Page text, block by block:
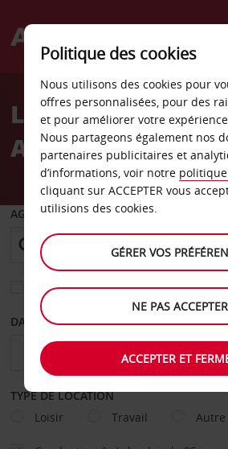
Welcome
AvisLocation de
Aéroport d’Ulsan
AGENCE DE DÉPART
Sélectionnez une autre agence de
DATE DE DÉPART DATE
TYPE DE LOCATION
Loisir
Travail Autre
Politique des cookies
Nous utilisons des cookies pour
offres personnalisées, pour des
et pour améliorer votre
Nous partageons également nos
partenaires publicitaires et
d’informations, voir notre
cliquant sur ACCEPTER vous
utilisions des cookies.
GÉRER VOS
NE PAS ACCEPTER
ACCEPTER ET